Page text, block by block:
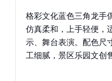
格彩文化蓝色三角龙手
仿真柔和，上手轻便，
示、舞台表演。配色尺
工细腻，景区乐园文创